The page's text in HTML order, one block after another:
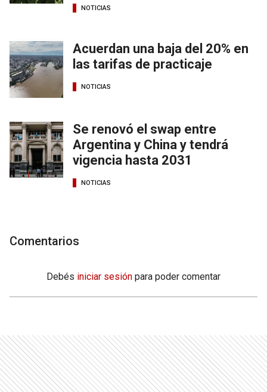
NOTICIAS
Acuerdan una baja del 20% en
las tarifas de practicaje
NOTICIAS
Se renovó el swap entre
Argentina y China y tendrá
vigencia hasta 2031
NOTICIAS
Comentarios
Debés iniciar sesión para poder comentar